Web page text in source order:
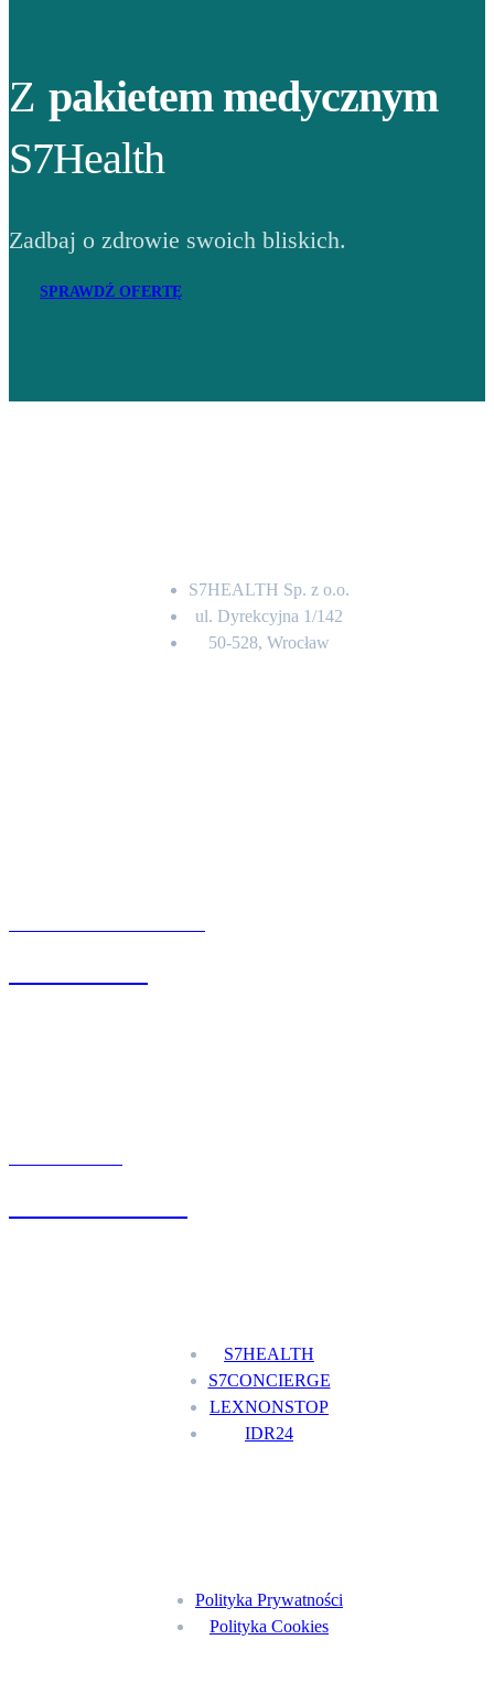
Z pakietem medycznym
S7Health
Zadbaj o zdrowie swoich bliskich.
SPRAWDŹ OFERTĘ
S7HEALTH Sp. z o.o.
ul. Dyrekcyjna 1/142
50-528, Wrocław
S7HEALTH
S7CONCIERGE
LEXNONSTOP
IDR24
Polityka Prywatności
Polityka Cookies